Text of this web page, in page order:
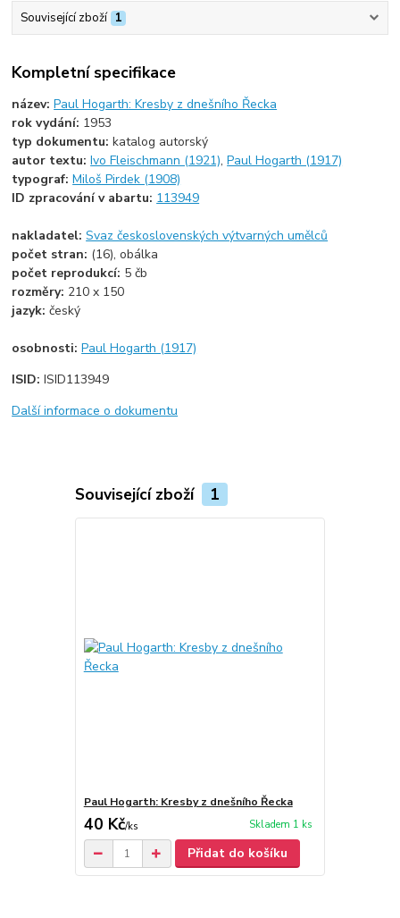
Související zboží 1
Kompletní specifikace
název:Paul Hogarth: Kresby z dnešního Řecka
rok vydání: 1953
typ dokumentu:katalog autorský
autor textu:Ivo Fleischmann (1921),Paul Hogarth (1917)
typograf:Miloš Pirdek (1908)
ID zpracování v abartu: 113949
nakladatel:Svaz československých výtvarných umělců
počet stran: (16), obálka
počet reprodukcí: 5 čb
rozměry: 210 x 150
jazyk:český
osobnosti:Paul Hogarth (1917)
ISID:ISID113949
Další informace o dokumentu
Související zboží 1
Paul Hogarth: Kresby z dnešního Řecka
40 Kč/ks Skladem 1 ks
Přidat do košíku